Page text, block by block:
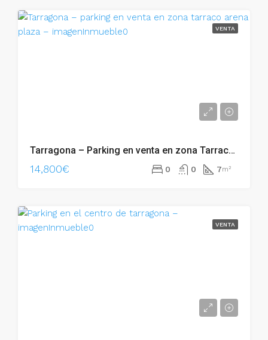
VENTA
Tarragona – Parking en venta en zona Tarraco Arena Plaza – 011.02103
14,800€ 0 0 7m²
VENTA